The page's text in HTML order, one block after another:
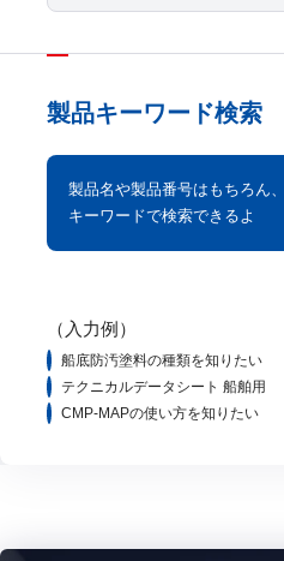
製品キーワード検索
製品名や製品番号はもちろん
キーワードで検索できるよ
（入力例）
船底防汚塗料の種類を知りたい
テクニカルデータシート 船舶用
CMP-MAPの使い方を知りたい